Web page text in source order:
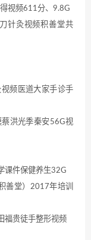
视频611分、9.8G
针灸视频积善堂共
频医道大家手诊手
洪光季秦安56G视
课件保健养生32G
善堂）2017年培训
福贵徒手整形视频